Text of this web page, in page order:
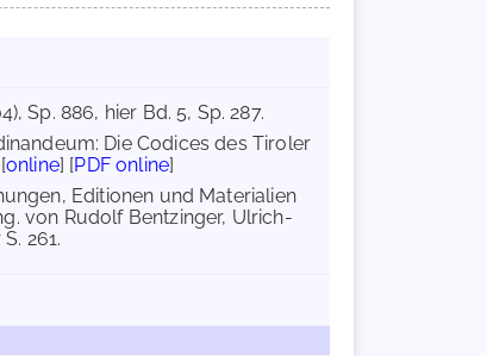
Sp. 886, hier Bd. 5, Sp. 287.
Die Codices des Tiroler
online] [PDF online]
Editionen und Materialien
von Rudolf Bentzinger, Ulrich-
261.